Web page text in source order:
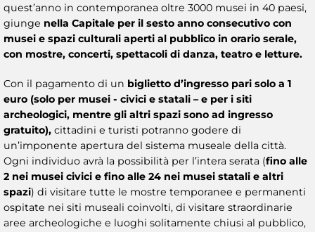
quest’anno in contemporanea oltre 3000 musei in 40 paesi,
giunge nella Capitale per il sesto anno consecutivo con
musei e spazi culturali aperti al pubblico in orario serale,
con mostre, concerti, spettacoli di danza, teatro e letture.
Con il pagamento di un biglietto d’ingresso pari solo a 1
euro (solo per musei - civici e statali – e per i siti
archeologici, mentre gli altri spazi sono ad ingresso
gratuito), cittadini e turisti potranno godere di
un’imponente apertura del sistema museale della città.
Ogni individuo avrà la possibilità per l’intera serata (fino alle
2 nei musei civici e fino alle 24 nei musei statali e altri
spazi) di visitare tutte le mostre temporanee e permanenti
ospitate nei siti museali coinvolti, di visitare straordinarie
aree archeologiche e luoghi solitamente chiusi al pubblico,